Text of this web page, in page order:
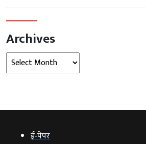
Archives
Archives
ई‑पेपर